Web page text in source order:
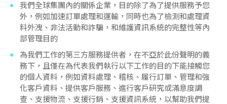
我們全球集團內的關係企業，目的除了為了提供服務予您
外，例如加速訂單處理和運輸，同時也為了檢測和處理資
料外洩、非法活動和詐騙，和維護資訊系統的完整性等內
部管理目的
為我們工作的第三方服務提供者，在不亞於此份聲明的義
務下，且僅在為代表我們執行以下工作的目的下能接觸您
的個人資料，例如資料處理、稽核、履行訂單、管理和強
化客戶資料、提供客戶服務、進行客戶研究或滿意度調
查、支援物流、支援行銷、支援資訊系統，以幫助我們提